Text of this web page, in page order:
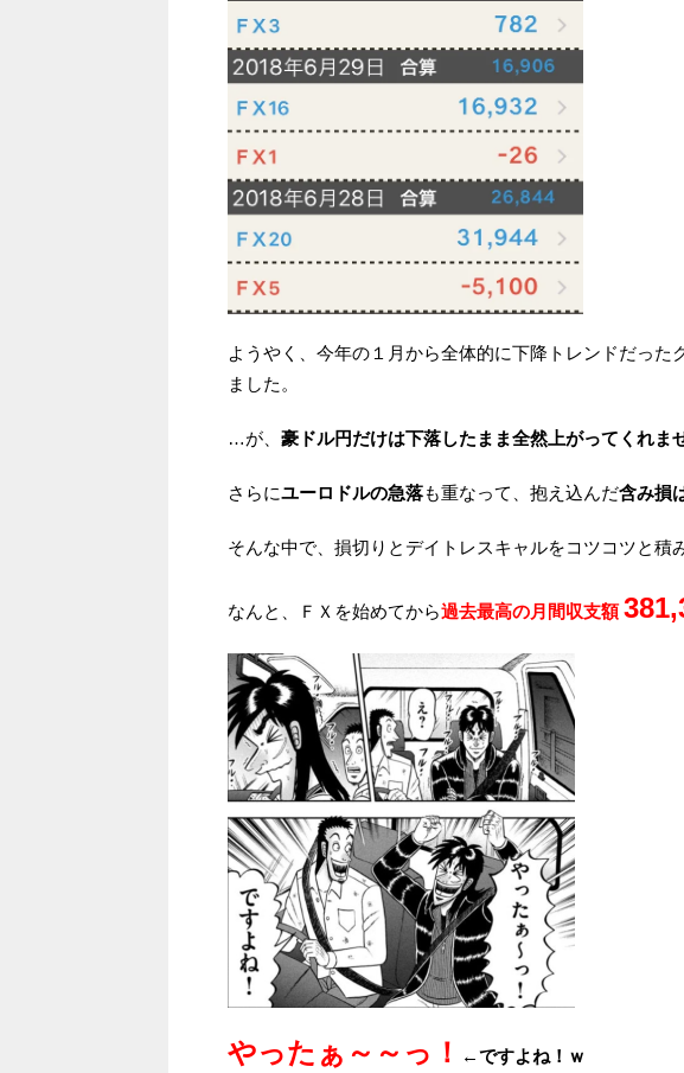
ようやく、今年の１月から全体的に下降トレンドだった
ました。
…が、 豪ドル円だけは下落したまま全然上がってくれま
さらにユーロドルの急落も重なって、抱え込んだ含み損
そんな中で、損切りとデイトレスキャルをコツコツと積
なんと、ＦＸを始めてから過去最高の月間収支額
やったぁ～～っ！ ←ですよね！ｗ